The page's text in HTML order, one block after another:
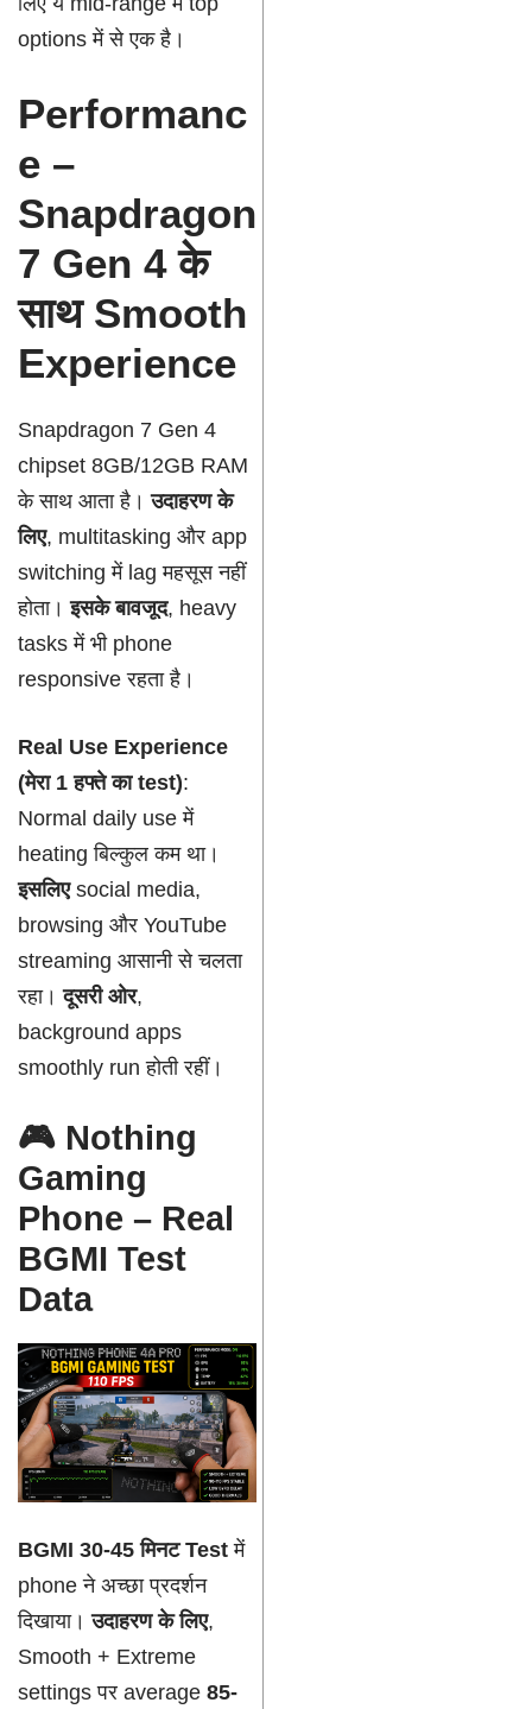
options में से एक है।
Performanc
e –
Snapdragon
7 Gen 4 के
साथ Smooth
Experience
Snapdragon 7 Gen 4
chipset 8GB/12GB RAM
के साथ आता है।उदाहरण के
लिए, multitasking और app
switching में lag महसूस नहीं
होता।इसके बावजूद, heavy
tasks में भी phone
responsive रहता है।
Real Use Experience
(मेरा 1 हफ्ते का test):
Normal daily use में
heating बिल्कुल कम था।
इसलिएsocial media,
browsing और YouTube
streaming आसानी से चलता
रहा।दूसरी ओर,
background apps
smoothly run होती रहीं।
🎮 Nothing
Gaming
Phone – Real
BGMI Test
Data
BGMI 30-45 मिनट Test में
phone ने अच्छा प्रदर्शन
दिखाया।उदाहरण के लिए,
Smooth + Extreme
settings पर average 85-